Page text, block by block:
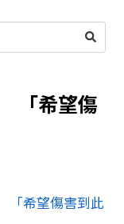
「希望傷
希望傷害到此